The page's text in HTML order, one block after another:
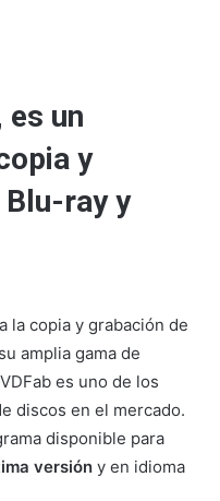
es un
y
Blu-ray y
la copia y grabación de
amplia gama de
es uno de los
discos en el mercado.
disponible para
versión y en idioma